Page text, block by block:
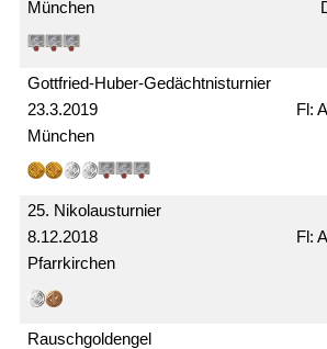
München
23.3.2019
Gottfried-Huber-Gedächtnis­turnier
München
8.12.2018
25. Nikolaus­turnier
Pfarrkirchen
Rausch­gold­engel